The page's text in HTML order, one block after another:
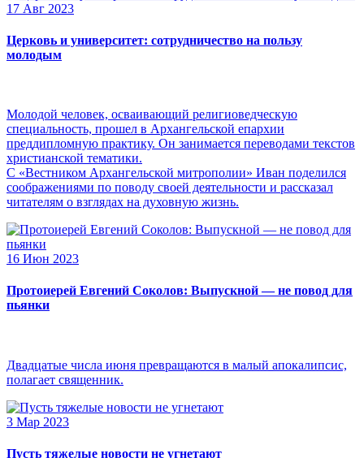
17 Авг 2023
Церковь и университет: сотрудничество на пользу
молодым
Молодой человек, осваивающий религиоведческую
специальность, прошел в Архангельской епархии
преддипломную практику. Он занимается переводами текстов
христианской тематики.
С «Вестником Архангельской митрополии» Иван поделился
соображениями по поводу своей деятельности и рассказал
читателям о взглядах на духовную жизнь.
16 Июн 2023
Протоиерей Евгений Соколов: Выпускной — не повод для
пьянки
Двадцатые числа июня превращаются в малый апокалипсис,
полагает священник.
3 Мар 2023
Пусть тяжелые новости не угнетают